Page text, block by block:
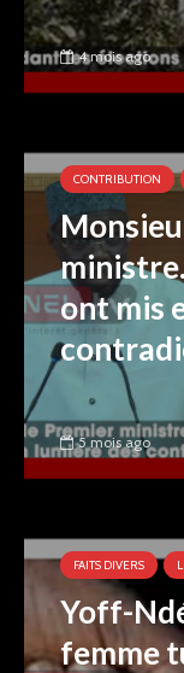
4 mois ago
CONTRIBUTION
ont mis
5 mois ago
FAITS DIVERS
Yoff-
femme